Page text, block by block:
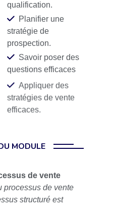
qualification.
Planifier une
stratégie de
prospection.
Savoir poser des
questions efficaces
Appliquer des
stratégies de vente
efficaces.
MODULE
de vente
processus de vente
structuré est